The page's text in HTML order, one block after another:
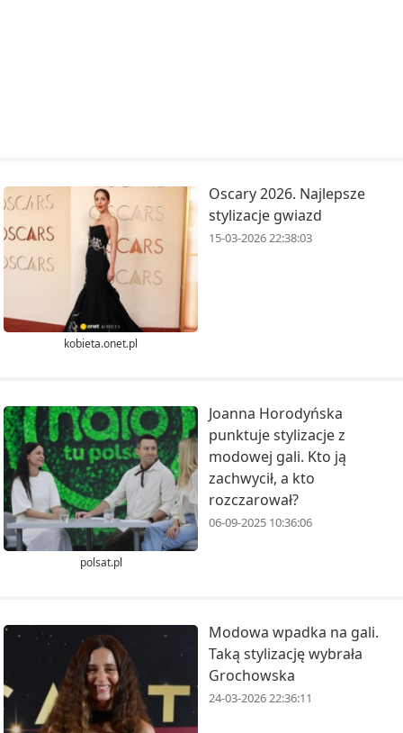
kobieta.onet.pl
Oscary 2026. Najlepsze
stylizacje gwiazd
15-03-2026 22:38:03
polsat.pl
Joanna Horodyńska
punktuje stylizacje z
modowej gali. Kto ją
zachwycił, a kto
rozczarował?
06-09-2025 10:36:06
Modowa wpadka na gali.
Taką stylizację wybrała
Grochowska
24-03-2026 22:36:11